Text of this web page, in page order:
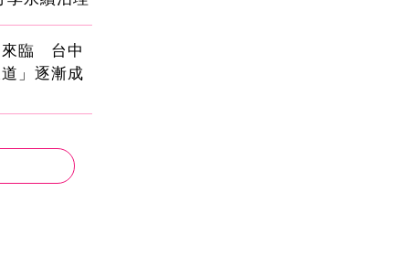
來臨 台中
」逐漸成